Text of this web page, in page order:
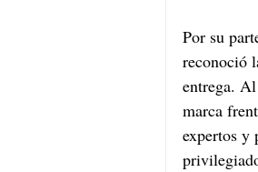
Por su
reconoció
entrega.
marca
expertos y